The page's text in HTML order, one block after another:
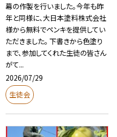
幕の作製を行いました。今年も昨
年と同様に、大日本塗料株式会社
様から無料でペンキを提供してい
ただきました。 下書きから色塗り
まで、参加してくれた生徒の皆さん
がて...
2026/07/29
生徒会